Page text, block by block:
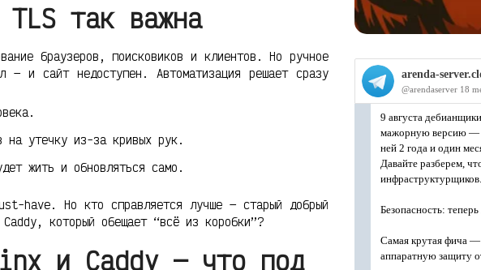
TLS так важна
браузеров, поисковиков и клиентов. Но ручное
— и сайт недоступен. Автоматизация решает сразу
на утечку из-за кривых рук.
жить и обновляться само.
have. Но кто справляется лучше — старый добрый
который обещает “всё из коробки”?
и Caddy — что под